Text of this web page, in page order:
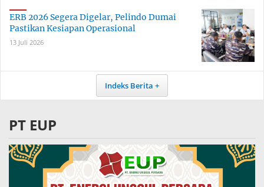
ERB 2026 Segera Digelar, Pelindo Dumai
Pastikan Kesiapan Operasional
13 Juli 2026
Indeks Berita
PT EUP